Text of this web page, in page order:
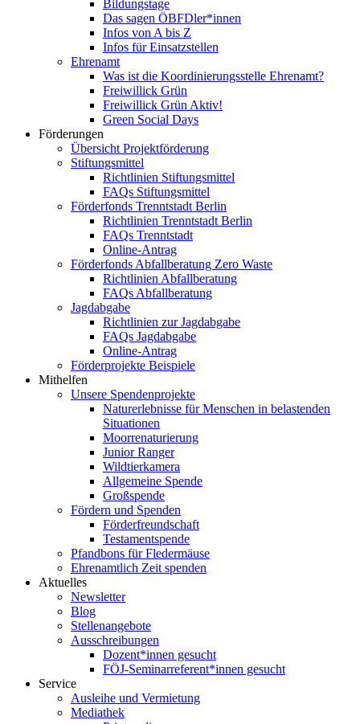
Bildungstage
Das sagen ÖBFDler*innen
Infos von A bis Z
Infos für Einsatzstellen
Ehrenamt
Was ist die Koordinierungsstelle Ehrenamt?
Freiwillick Grün
Freiwillick Grün Aktiv!
Green Social Days
Förderungen
Übersicht Projektförderung
Stiftungsmittel
Richtlinien Stiftungsmittel
FAQs Stiftungsmittel
Förderfonds Trenntstadt Berlin
Richtlinien Trenntstadt Berlin
FAQs Trenntstadt
Online-Antrag
Förderfonds Abfallberatung Zero Waste
Richtlinien Abfallberatung
FAQs Abfallberatung
Jagdabgabe
Richtlinien zur Jagdabgabe
FAQs Jagdabgabe
Online-Antrag
Förderprojekte Beispiele
Mithelfen
Unsere Spendenprojekte
Naturerlebnisse für Menschen in belastenden
Situationen
Moorrenaturierung
Junior Ranger
Wildtierkamera
Allgemeine Spende
Großspende
Fördern und Spenden
Förderfreundschaft
Testamentspende
Pfandbons für Fledermäuse
Ehrenamtlich Zeit spenden
Aktuelles
Newsletter
Blog
Stellenangebote
Ausschreibungen
Dozent*innen gesucht
FÖJ-Seminarreferent*innen gesucht
Service
Ausleihe und Vermietung
Mediathek